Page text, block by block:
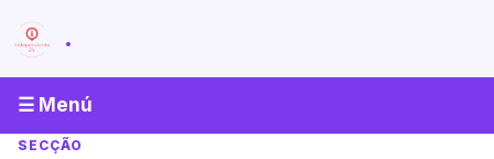
.
☰ Menú
SECÇÃO